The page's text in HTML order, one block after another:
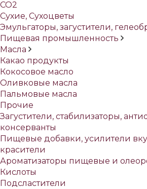
СО2
Сухие, Сухоцветы
Эмульгаторы, загустители,
Пищевая промышленность
Масла
Какао продукты
Кокосовое масло
Оливковые масла
Пальмовые масла
Прочие
Загустители, стабилизаторы,
консерванты
Пищевые добавки, усилители
красители
Ароматизаторы пищевые и
Кислоты
Подсластители